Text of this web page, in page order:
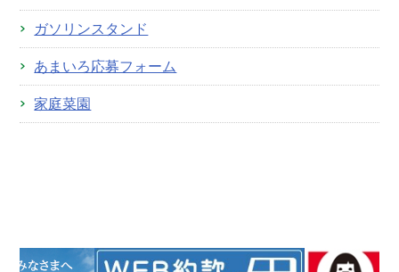
ガソリンスタンド
あまいろ応募フォーム
家庭菜園